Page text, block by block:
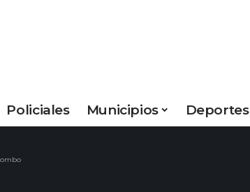
Policiales Municipios Deportes